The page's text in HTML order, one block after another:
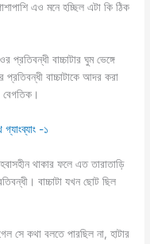
এও মনে হচ্ছিল এটা কি ঠিক
বাচ্চাটার ঘুম ভেঙ্গে
বাচ্চাটাকে আদর করা
-১
থাকার ফলে এত তারাতাড়ি
বাচ্চাটা যখন ছোট ছিল
সে কথা বলতে পারছিল না, হাটার